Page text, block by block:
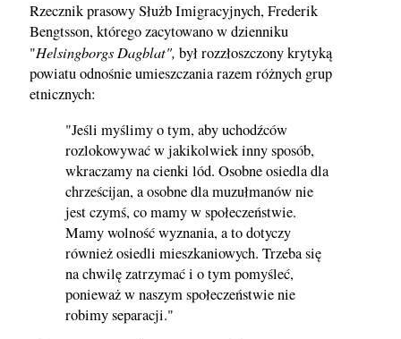
Rzecznik prasowy Służb Imigracyjnych, Frederik
Bengtsson, którego zacytowano w dzienniku
"Helsingborgs Dagblat", był rozzłoszczony krytyką
powiatu odnośnie umieszczania razem różnych grup
etnicznych:
"Jeśli myślimy o tym, aby uchodźców
rozlokowywać w jakikolwiek inny sposób,
wkraczamy na cienki lód. Osobne osiedla dla
chrześcijan, a osobne dla muzułmanów nie
jest czymś, co mamy w społeczeństwie.
Mamy wolność wyznania, a to dotyczy
również osiedli mieszkaniowych. Trzeba się
na chwilę zatrzymać i o tym pomyśleć,
ponieważ w naszym społeczeństwie nie
robimy separacji."